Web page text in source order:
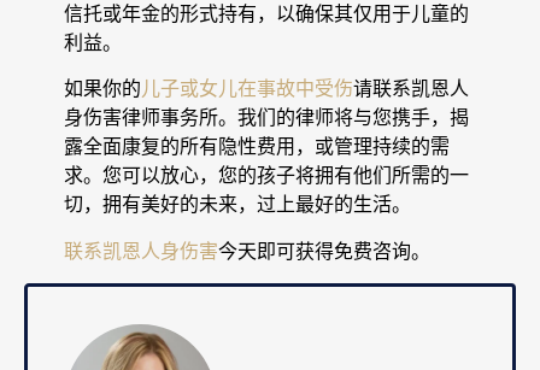
信托或年金的形式持有，以确保其仅用于儿童的
利益。
如果你的儿子或女儿在事故中受伤请联系凯恩人
身伤害律师事务所。我们的律师将与您携手，揭
露全面康复的所有隐性费用，或管理持续的需
求。您可以放心，您的孩子将拥有他们所需的一
切，拥有美好的未来，过上最好的生活。
联系凯恩人身伤害今天即可获得免费咨询。